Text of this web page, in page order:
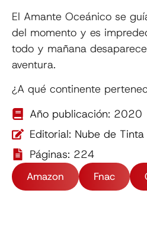
El Amante Oceánico se
del momento y es
todo y mañana
aventura.
¿A qué continente
Año publicación: 2020
Editorial: Nube de Tinta
Páginas: 224
Amazon Fnac